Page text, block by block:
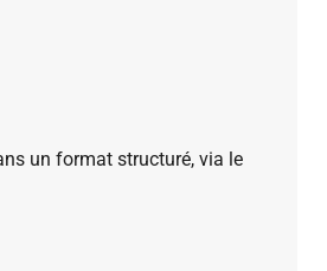
un format structuré, via le